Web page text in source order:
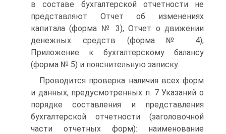
в составе бухгалтерской отчетности не
представляют Отчет об изменениях
капитала (форма № 3), Отчет о движении
денежных средств (форма № 4),
Приложение к бухгалтерскому балансу
(форма № 5) и пояснительную записку.
Проводится проверка наличия всех форм
и данных, предусмотренных п. 7 Указаний о
порядке составления и представления
бухгалтерской отчетности (заголовочной
части отчетных форм): наименование